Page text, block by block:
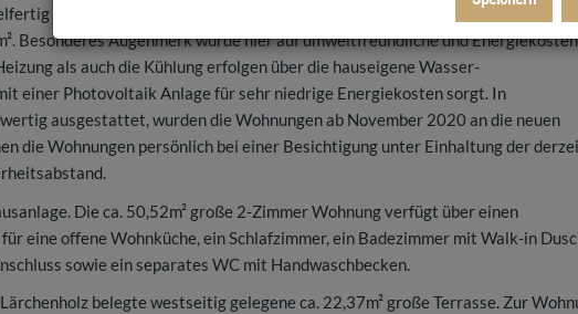
verkauft, sind barrierefrei erreichbar und verfügen über Klimatisierung
Besonderes Augenmerk wurde hier auf umweltfreundliche und Energiekosten
als auch die Kühlung erfolgen über die hauseigene Wasser-
einer Photovoltaik Anlage für sehr niedrige Energiekosten sorgt. In
ausgestattet, wurden die Wohnungen ab November 2020 an die neuen
die Wohnungen persönlich bei einer Besichtigung unter Einhaltung der
Die ca. 50,52m² große 2-Zimmer Wohnung verfügt über einen
eine offene Wohnküche, ein Schlafzimmer, ein Badezimmer mit Walk-in
sowie ein separates WC mit Handwaschbecken.
belegte westseitig gelegene ca. 22,37m² große Terrasse. Zur